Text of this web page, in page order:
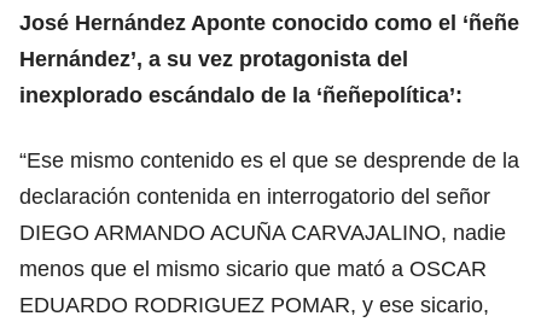
José Hernández Aponte conocido como el ‘ñeñe
Hernández’, a su vez protagonista del
inexplorado escándalo de la ‘ñeñepolítica’:
“Ese mismo contenido es el que se desprende de la
declaración contenida en interrogatorio del señor
DIEGO ARMANDO ACUÑA CARVAJALINO, nadie
menos que el mismo sicario que mató a OSCAR
EDUARDO RODRIGUEZ POMAR, y ese sicario,